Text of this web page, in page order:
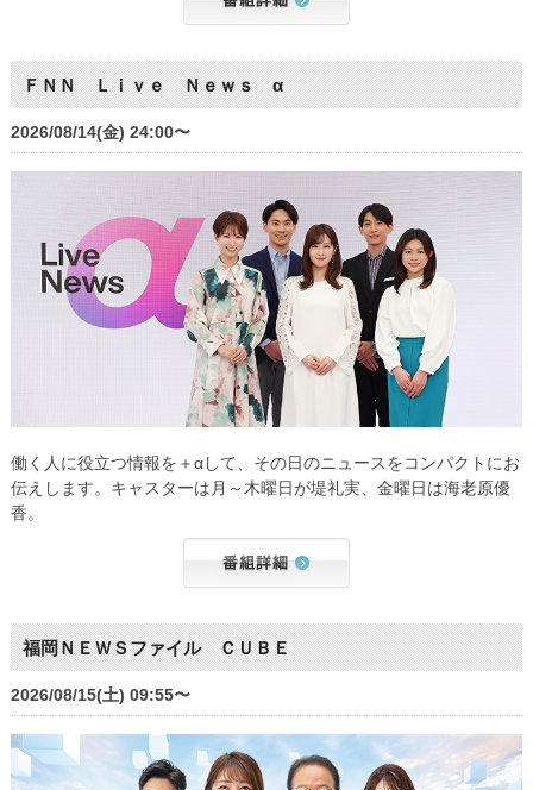
ＦＮＮ Ｌｉｖｅ Ｎｅｗｓ α
2026/08/14(金) 24:00〜
働く人に役立つ情報を＋αして、その日のニュースをコンパクトにお
伝えします。キャスターは月～木曜日が堤礼実、金曜日は海老原優
香。
福岡ＮＥＷＳファイル ＣＵＢＥ
2026/08/15(土) 09:55〜